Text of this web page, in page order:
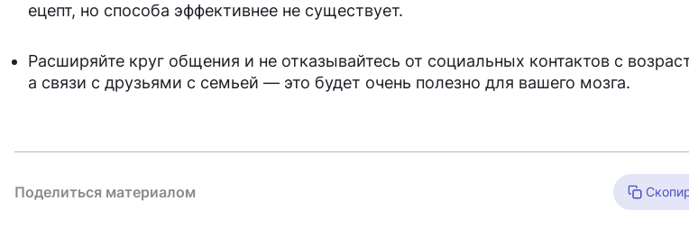
ецепт, но способа эффективнее не существует.
Расширяйте круг общения и не отказывайтесь от социальных контактов с
а связи с друзьями с семьей — это будет очень полезно для вашего мозга.
Поделиться материалом